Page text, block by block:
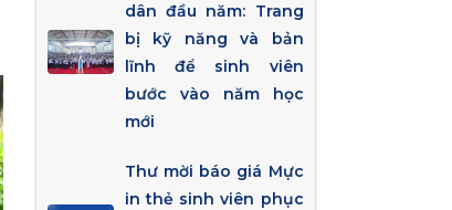
dân đầu năm: Trang
bị kỹ năng và bản
lĩnh để sinh viên
bước vào năm học
mới
Thư mời báo giá Mực
in thẻ sinh viên phục